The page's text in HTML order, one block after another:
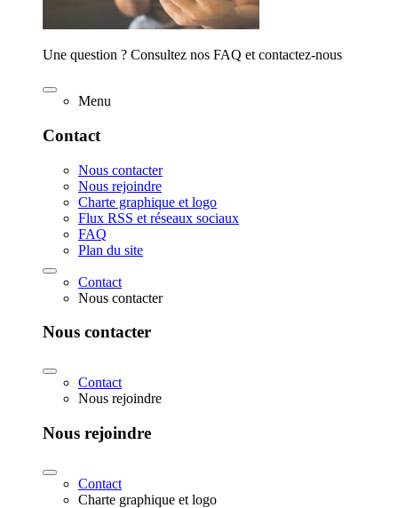
Une question ? Consultez nos FAQ et contactez-nous
Menu
Contact
Nous contacter
Nous rejoindre
Charte graphique et logo
Flux RSS et réseaux sociaux
FAQ
Plan du site
Contact
Nous contacter
Nous contacter
Contact
Nous rejoindre
Nous rejoindre
Contact
Charte graphique et logo